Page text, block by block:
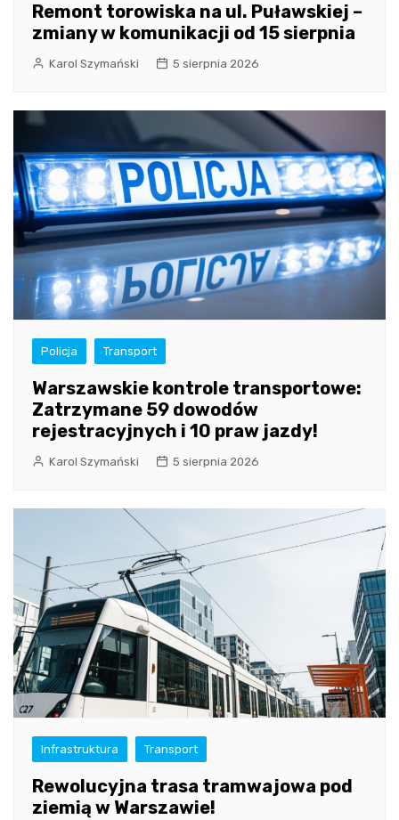
Remont torowiska na ul. Puławskiej –
zmiany w komunikacji od 15 sierpnia
Karol Szymański 5 sierpnia 2026
Policja Transport
Warszawskie kontrole transportowe:
Zatrzymane 59 dowodów
rejestracyjnych i 10 praw jazdy!
Karol Szymański 5 sierpnia 2026
Infrastruktura Transport
Rewolucyjna trasa tramwajowa pod
ziemią w Warszawie!